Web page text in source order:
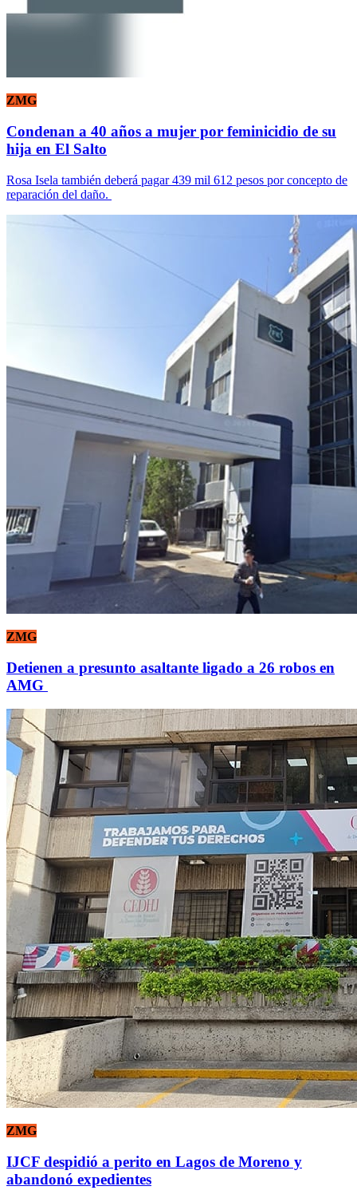
ZMG
Condenan a 40 años a mujer por feminicidio de su
hija en El Salto
Rosa Isela también deberá pagar 439 mil 612 pesos por concepto de
reparación del daño.
ZMG
Detienen a presunto asaltante ligado a 26 robos en
AMG
ZMG
IJCF despidió a perito en Lagos de Moreno y
abandonó expedientes